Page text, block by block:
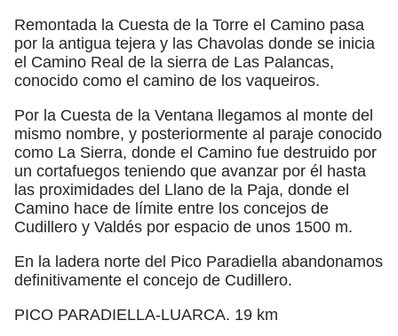
Remontada la Cuesta de la Torre el Camino pasa
por la antigua tejera y las Chavolas donde se inicia
el Camino Real de la sierra de Las Palancas,
conocido como el camino de los vaqueiros.
Por la Cuesta de la Ventana llegamos al monte del
mismo nombre, y posteriormente al paraje conocido
como La Sierra, donde el Camino fue destruido por
un cortafuegos teniendo que avanzar por él hasta
las proximidades del Llano de la Paja, donde el
Camino hace de límite entre los concejos de
Cudillero y Valdés por espacio de unos 1500 m.
En la ladera norte del Pico Paradiella abandonamos
definitivamente el concejo de Cudillero.
PICO PARADIELLA-LUARCA. 19 km